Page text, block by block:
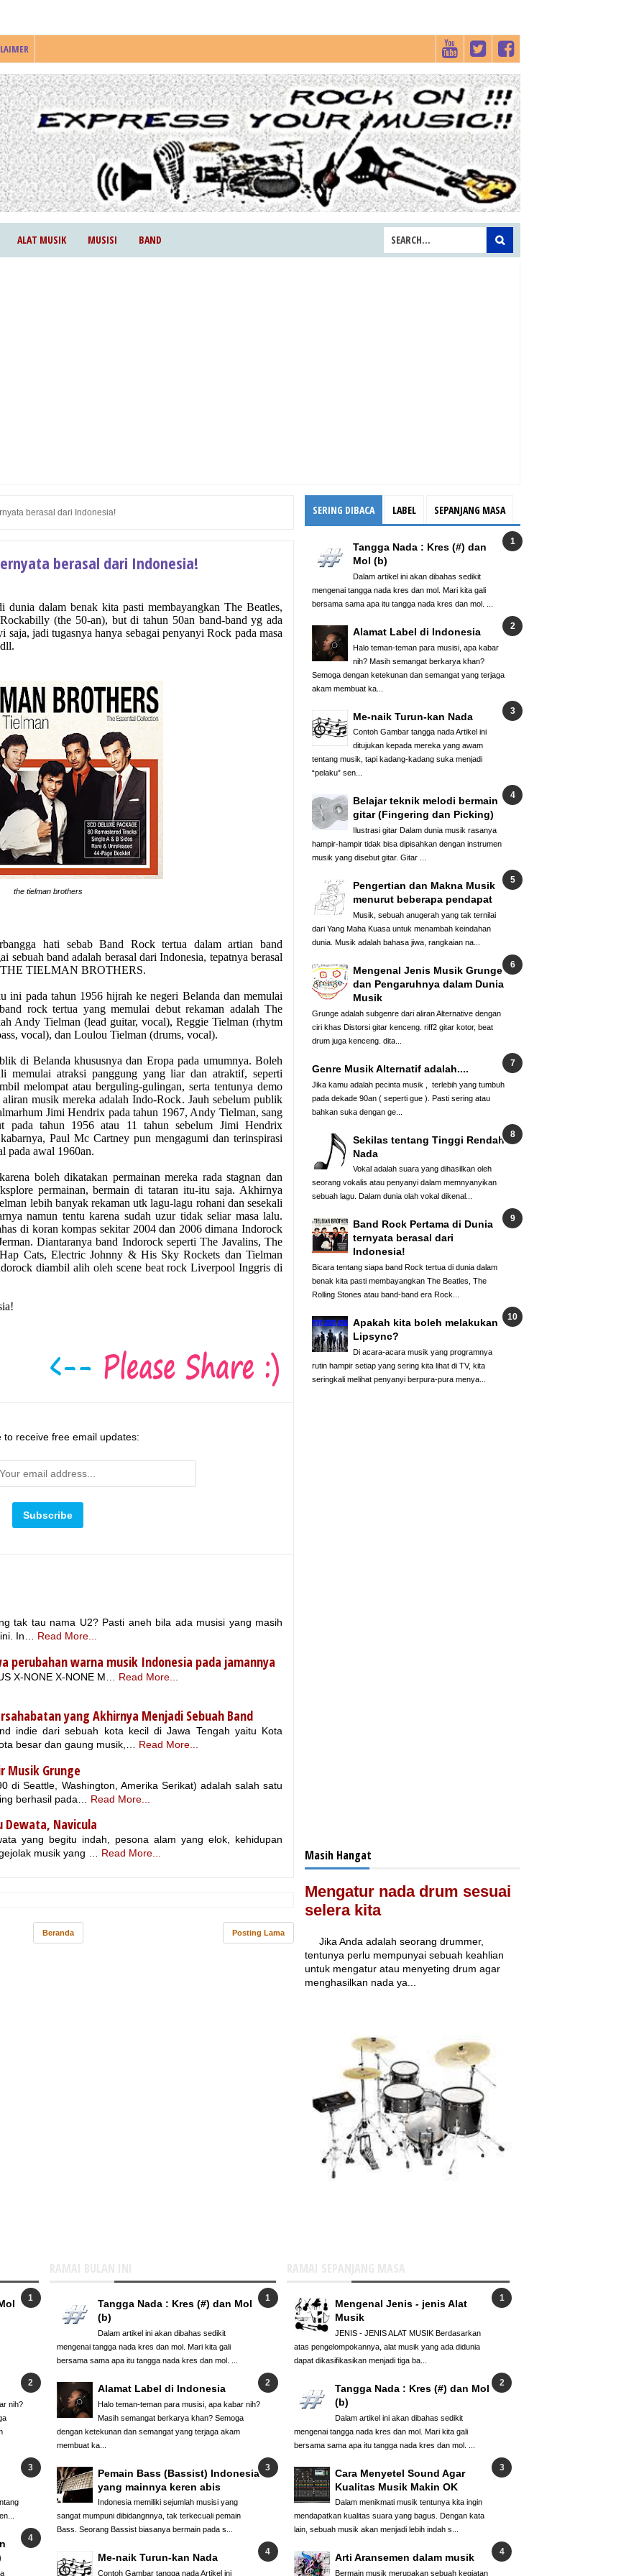
ALAT MUSIK MUSISI BAND
berasal dari Indonesia!
berasal dari Indonesia!
dunia dalam benak kita pasti membayangkan The Beatles,
(the 50-an), but di tahun 50an band-band yg ada
saja, jadi tugasnya hanya sebagai penyanyi Rock pada masa
the tielman brothers
hati sebab Band Rock tertua dalam artian band
sebuah band adalah berasal dari Indonesia, tepatnya berasal
THE TIELMAN BROTHERS.
ini pada tahun 1956 hijrah ke negeri Belanda dan memulai
rock tertua yang memulai debut rekaman adalah The
Andy Tielman (lead guitar, vocal), Reggie Tielman (rhytm
vocal), dan Loulou Tielman (drums, vocal).
di Belanda khususnya dan Eropa pada umumnya. Boleh
memulai atraksi panggung yang liar dan atraktif, seperti
melompat atau berguling-gulingan, serta tentunya demo
musik mereka adalah Indo-Rock. Jauh sebelum publik
Jimi Hendrix pada tahun 1967, Andy Tielman, sang
pada tahun 1956 atau 11 tahun sebelum Jimi Hendrix
Paul Mc Cartney pun mengagumi dan terinspirasi
pada awal 1960an.
boleh dikatakan permainan mereka rada stagnan dan
permainan, bermain di tataran itu-itu saja. Akhirnya
lebih banyak rekaman utk lagu-lagu rohani dan sesekali
namun tentu karena sudah uzur tidak seliar masa lalu.
di koran kompas sekitar 2004 dan 2006 dimana Indorock
Diantaranya band Indorock seperti The Javalins, The
Cats, Electric Johnny & His Sky Rockets dan Tielman
diambil alih oleh scene beat rock Liverpool Inggris di
to receive free email updates:
tak tau nama U2? Pasti aneh bila ada musisi yang masih
In…
Read More...
perubahan warna musik Indonesia pada jamannya
X-NONE X-NONE M… Read More...
yang Akhirnya Menjadi Sebuah Band
indie dari sebuah kota kecil di Jawa Tengah yaitu Kota
besar dan gaung musik,…
Read More...
Musik Grunge
di Seattle, Washington, Amerika Serikat) adalah salah satu
berhasil pada…
Read More...
Dewata, Navicula
yang begitu indah, pesona alam yang elok, kehidupan
musik yang …
Read More...
Posting Lama
Beranda
SERING DIBACA LABEL SEPANJANG MASA
Tangga Nada : Kres (#) dan
Mol (b)
Dalam artikel ini akan dibahas sedikit
mengenai tangga nada kres dan mol. Mari kita gali
bersama sama apa itu tangga nada kres dan mol. ...
Alamat Label di Indonesia
Halo teman-teman para musisi, apa kabar
nih? Masih semangat berkarya khan?
Semoga dengan ketekunan dan semangat yang terjaga
akam membuat ka...
Me-naik Turun-kan Nada
Contoh Gambar tangga nada Artikel ini
ditujukan kepada mereka yang awam
tentang musik, tapi kadang-kadang suka menjadi
“pelaku” sen...
Belajar teknik melodi bermain
gitar (Fingering dan Picking)
Ilustrasi gitar Dalam dunia musik rasanya
hampir-hampir tidak bisa dipisahkan dengan instrumen
musik yang disebut gitar. Gitar ...
Pengertian dan Makna Musik
menurut beberapa pendapat
Musik, sebuah anugerah yang tak ternilai
dari Yang Maha Kuasa untuk menambah keindahan
dunia. Musik adalah bahasa jiwa, rangkaian na...
Mengenal Jenis Musik Grunge
dan Pengaruhnya dalam Dunia
Musik
Grunge adalah subgenre dari aliran Alternative dengan
ciri khas Distorsi gitar kenceng. riff2 gitar kotor, beat
drum juga kenceng. dita...
Genre Musik Alternatif adalah....
Jika kamu adalah pecinta musik , terlebih yang tumbuh
pada dekade 90an ( seperti gue ). Pasti sering atau
bahkan suka dengan ge...
Sekilas tentang Tinggi Rendah
Nada
Vokal adalah suara yang dihasilkan oleh
seorang vokalis atau penyanyi dalam memnyanyikan
sebuah lagu. Dalam dunia olah vokal dikenal...
Band Rock Pertama di Dunia
ternyata berasal dari
Indonesia!
Bicara tentang siapa band Rock tertua di dunia dalam
benak kita pasti membayangkan The Beatles, The
Rolling Stones atau band-band era Rock...
Apakah kita boleh melakukan
Lipsync?
Di acara-acara musik yang programnya
rutin hampir setiap yang sering kita lihat di TV, kita
seringkali melihat penyanyi berpura-pura menya...
Masih Hangat
Mengatur nada drum sesuai
selera kita
Jika Anda adalah seorang drummer,
tentunya perlu mempunyai sebuah keahlian
untuk mengatur atau menyeting drum agar
menghasilkan nada ya...
nih?
Tangga Nada : Kres (#) dan Mol
(b)
Dalam artikel ini akan dibahas sedikit
mengenai tangga nada kres dan mol. Mari kita gali
bersama sama apa itu tangga nada kres dan mol. ...
Alamat Label di Indonesia
Halo teman-teman para musisi, apa kabar nih?
Masih semangat berkarya khan? Semoga
dengan ketekunan dan semangat yang terjaga akam
membuat ka...
Pemain Bass (Bassist) Indonesia
yang mainnya keren abis
Indonesia memiliki sejumlah musisi yang
sangat mumpuni dibidangnnya, tak terkecuali pemain
Bass. Seorang Bassist biasanya bermain pada s...
Me-naik Turun-kan Nada
Contoh Gambar tangga nada Artikel ini
Mengenal Jenis - jenis Alat
Musik
JENIS - JENIS ALAT MUSIK Berdasarkan
atas pengelompokannya, alat musik yang ada didunia
dapat dikasifikasikan menjadi tiga ba...
Tangga Nada : Kres (#) dan Mol
(b)
Dalam artikel ini akan dibahas sedikit
mengenai tangga nada kres dan mol. Mari kita gali
bersama sama apa itu tangga nada kres dan mol. ...
Cara Menyetel Sound Agar
Kualitas Musik Makin OK
Dalam menikmati musik tentunya kita ingin
mendapatkan kualitas suara yang bagus. Dengan kata
lain, sebuah musik akan menjadi lebih indah s...
Arti Aransemen dalam musik
Bermain musik merupakan sebuah kegiatan